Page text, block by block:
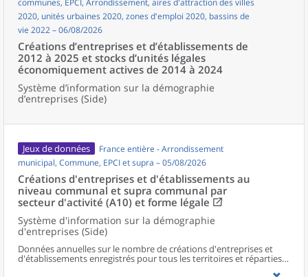
communes, EPCI, Arrondissement, aires d'attraction des villes
2020, unités urbaines 2020, zones d'emploi 2020, bassins de
vie 2022 – 06/08/2026
Créations d’entreprises et d’établissements de
2012 à 2025 et stocks d’unités légales
économiquement actives de 2014 à 2024
Système d’information sur la démographie
d’entreprises (Side)
Jeux de données
France entière - Arrondissement
municipal, Commune, EPCI et supra – 05/08/2026
Créations d'entreprises et d'établissements au
niveau communal et supra communal par
secteur d'activité (A10) et forme légale
Système d'information sur la démographie
d'entreprises (Side)
Données annuelles sur le nombre de créations d'entreprises et
d'établissements enregistrés pour tous les territoires et réparties
selon le secteur d’activité et la forme légale.